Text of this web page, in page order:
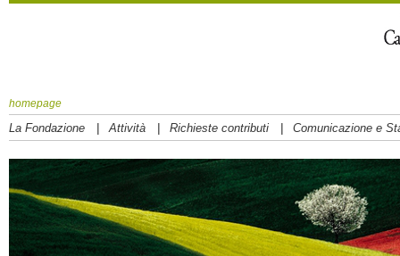
homepage
La Fondazione | Attività | Richieste contributi | Comunicazione e